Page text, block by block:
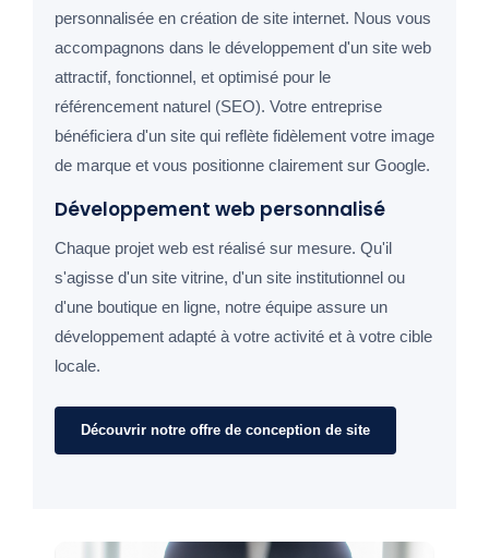
personnalisée en création de site internet. Nous vous
accompagnons dans le développement d'un site web
attractif, fonctionnel, et optimisé pour le
référencement naturel (SEO). Votre entreprise
bénéficiera d'un site qui reflète fidèlement votre image
de marque et vous positionne clairement sur Google.
Développement web personnalisé
Chaque projet web est réalisé sur mesure. Qu'il
s'agisse d'un site vitrine, d'un site institutionnel ou
d'une boutique en ligne, notre équipe assure un
développement adapté à votre activité et à votre cible
locale.
Découvrir notre offre de conception de site